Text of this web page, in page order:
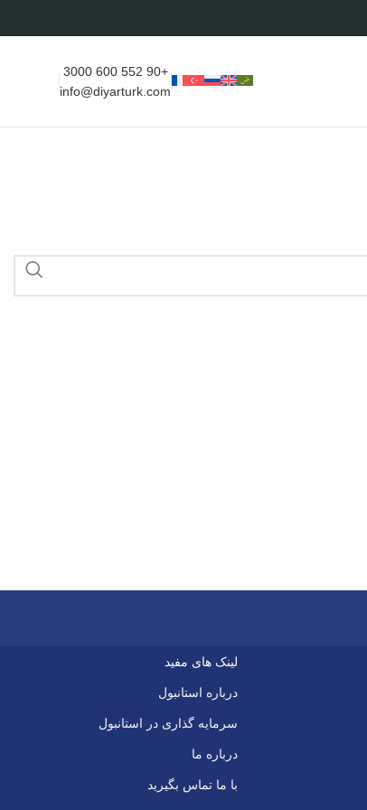
+90 552 600 3000
info@diyarturk.com
لینک های مفید
درباره استانبول
سرمایه گذاری در استانبول
درباره ما
با ما تماس بگیرید